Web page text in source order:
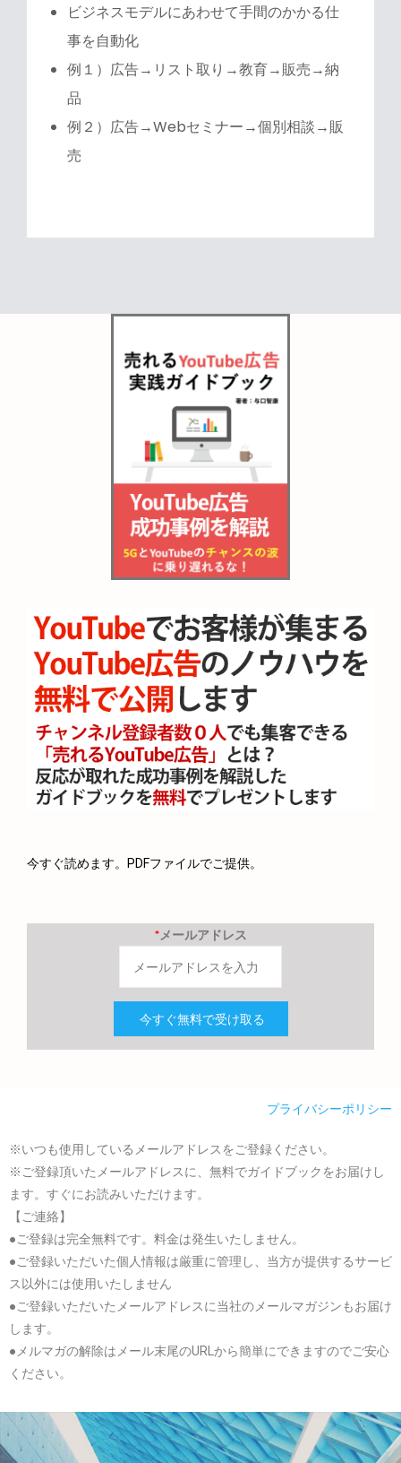
ビジネスモデルにあわせて手間のかかる仕
事を自動化
例１）広告→リスト取り→教育→販売→納
品
例２）広告→Webセミナー→個別相談→販
売
今すぐ読めます。PDFファイルでご提供。
*メールアドレス
プライバシーポリシー
※いつも使用しているメールアドレスをご登録ください。
※ご登録頂いたメールアドレスに、無料でガイドブックをお届けし
ます。すぐにお読みいただけます。
【ご連絡】
●ご登録は完全無料です。料金は発生いたしません。
●ご登録いただいた個人情報は厳重に管理し、当方が提供するサービ
ス以外には使用いたしません
●ご登録いただいたメールアドレスに当社のメールマガジンもお届け
します。
●メルマガの解除はメール末尾のURLから簡単にできますのでご安心
ください。